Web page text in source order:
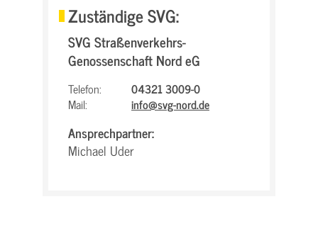
Zuständige SVG:
SVG Straßenverkehrs-
Genossenschaft Nord eG
Telefon:
04321 3009-0
Mail:
info@svg-nord.de
Ansprechpartner:
Michael Uder